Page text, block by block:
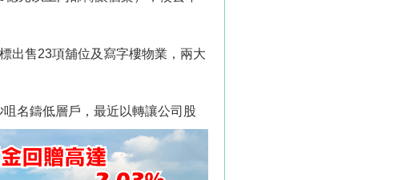
出售23項舖位及寫字樓物業，兩大
名鑄低層戶，最近以轉讓公司股